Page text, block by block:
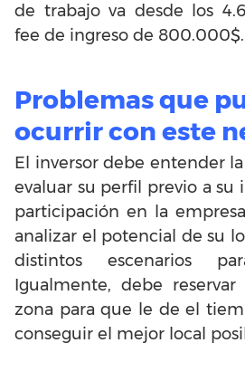
de trabajo va desde los
fee de ingreso de 800.000$.
Problemas que
ocurrir con este
El inversor debe entender
evaluar su perfil previo a
participación en la
analizar el potencial de su
distintos escenarios
Igualmente, debe
zona para que le de el
conseguir el mejor local